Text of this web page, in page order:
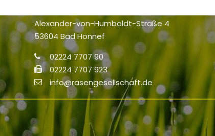
Alexander-von-Humboldt-Straße 4
53604 Bad Honnef
02224 7707 90
02224 7707 923
info@rasengesellschaft.de